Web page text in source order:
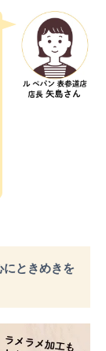
ときめきを